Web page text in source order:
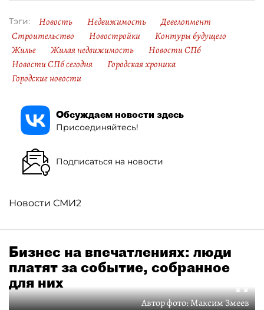
Тэги: Новость Недвижимость
Девелопмент
Строительство
Новостройки
Контуры будущего
Жилье
Жилая недвижимость
Новости СПб
Новости СПб сегодня
Городская хроника
Городские новости
Обсуждаем новости здесь
Присоединяйтесь!
Подписаться на новости
Новости СМИ2
Бизнес на впечатлениях: люди
платят за событие, собранное
для них
Автор фото:Максим Змеев